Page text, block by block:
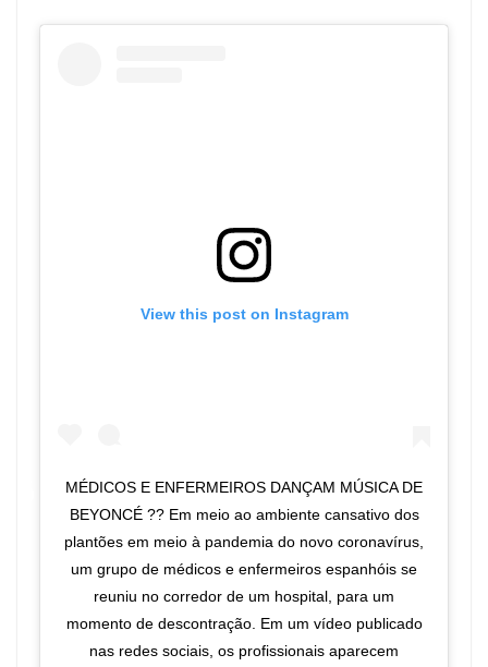
View this post on Instagram
MÉDICOS E ENFERMEIROS DANÇAM MÚSICA DE
BEYONCÉ ?? Em meio ao ambiente cansativo dos
plantões em meio à pandemia do novo coronavírus,
um grupo de médicos e enfermeiros espanhóis se
reuniu no corredor de um hospital, para um
momento de descontração. Em um vídeo publicado
nas redes sociais, os profissionais aparecem